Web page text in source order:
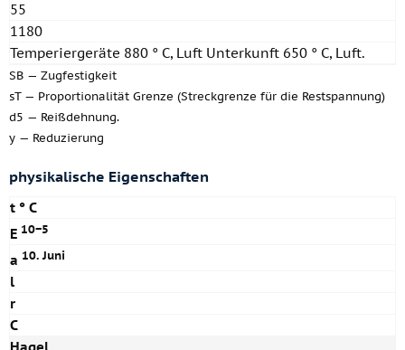
55
1180
Temperiergeräte 880 ° C, Luft Unterkunft 650 ° C, Luft.
SB — Zugfestigkeit
sT — Proportionalität Grenze (Streckgrenze für die Restspannung)
d5 — Reißdehnung.
y — Reduzierung
physikalische Eigenschaften
t ° C
E 10−5
a 10. Juni
l
r
C